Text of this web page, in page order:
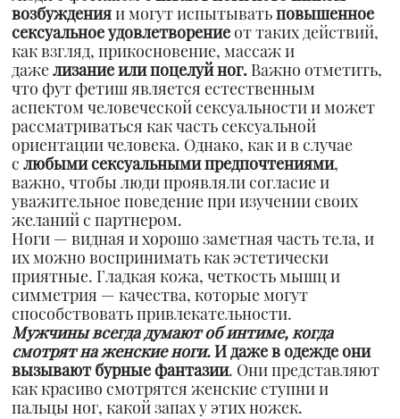
возбужденияи могут испытыватьповышенное
сексуальное удовлетворениеот таких действий,
как взгляд, прикосновение, массаж и
дажелизание или поцелуйног. Важно отметить,
что фут фетиш является естественным
аспектом человеческой сексуальности и может
рассматриваться как часть сексуальной
ориентации человека. Однако, как и в случае
слюбыми сексуальными предпочтениями,
важно, чтобы люди проявляли согласие и
уважительное поведение при изучении своих
желаний с партнером.
Ноги — видная и хорошо заметная часть тела, и
их можно воспринимать как эстетически
приятные. Гладкая кожа, четкость мышц и
симметрия — качества, которые могут
способствовать привлекательности.
Мужчины всегда думают об интиме, когда
смотрят на женские ноги.И даже в одежде они
вызывают бурные фантазии. Они представляют
как красиво смотрятся женские ступни и
пальцы ног, какой запах у этих ножек.